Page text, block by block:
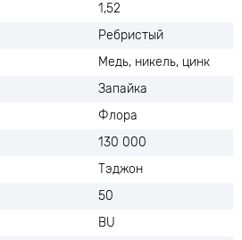
1,52
Ребристый
Медь, никель, цинк
Запайка
Флора
130 000
Тэджон
50
BU